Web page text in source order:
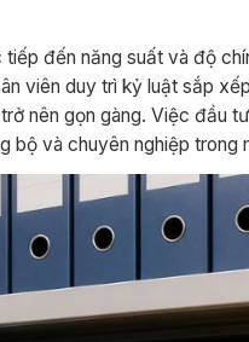
đến năng suất và độ
viên duy trì kỷ luật sắp
nên gọn gàng. Việc đầu
và chuyên nghiệp trong